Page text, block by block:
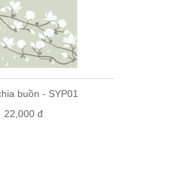
buồn - SYP01
22,000 đ